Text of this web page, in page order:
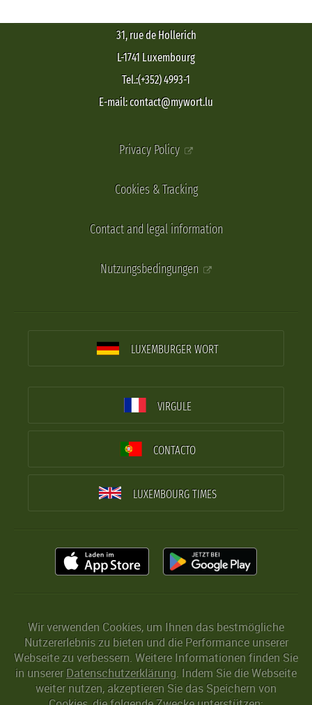
31, rue de Hollerich
L-1741 Luxembourg
Tel.:(+352) 4993-1
E-mail: contact@mywort.lu
Privacy Policy
Cookies & Tracking
Contact and legal information
Nutzungsbedingungen
LUXEMBURGER WORT
VIRGULE
CONTACTO
LUXEMBOURG TIMES
Wir verwenden Cookies, um Ihnen das bestmögliche
Nutzererlebnis zu bieten und die Performance unserer
Webseite zu verbessern. Weitere Informationen finden Sie
in unserer Datenschutzerklärung. Indem Sie die Webseite
weiter nutzen, akzeptieren Sie das Speichern von